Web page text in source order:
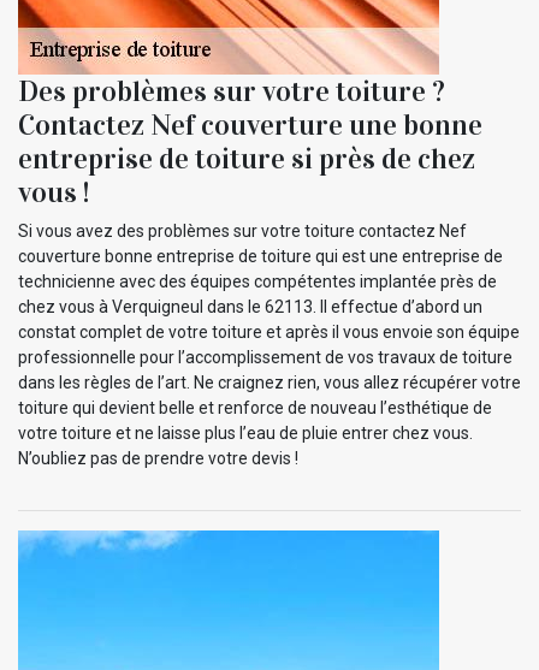
Des problèmes sur votre toiture ?
Contactez Nef couverture une bonne
entreprise de toiture si près de chez
vous !
Si vous avez des problèmes sur votre toiture contactez Nef
couverture bonne entreprise de toiture qui est une entreprise de
technicienne avec des équipes compétentes implantée près de
chez vous à Verquigneul dans le 62113. Il effectue d’abord un
constat complet de votre toiture et après il vous envoie son équipe
professionnelle pour l’accomplissement de vos travaux de toiture
dans les règles de l’art. Ne craignez rien, vous allez récupérer votre
toiture qui devient belle et renforce de nouveau l’esthétique de
votre toiture et ne laisse plus l’eau de pluie entrer chez vous.
N’oubliez pas de prendre votre devis !